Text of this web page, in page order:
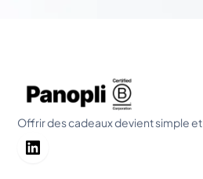
Offrir des cadeaux devient simple